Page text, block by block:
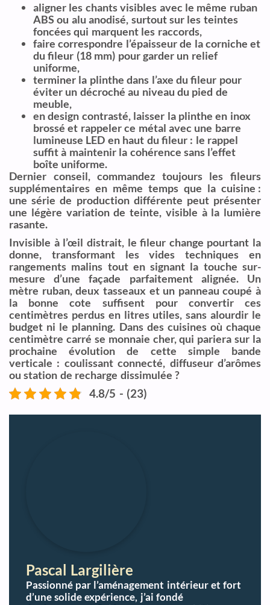
aligner les chants visibles avec le même ruban
ABS ou alu anodisé, surtout sur les teintes
foncées qui marquent les raccords,
faire correspondre l’épaisseur de la corniche et
du fileur (18 mm) pour garder un relief
uniforme,
terminer la plinthe dans l’axe du fileur pour
éviter un décroché au niveau du pied de
meuble,
en design contrasté, laisser la plinthe en inox
brossé et rappeler ce métal avec une barre
lumineuse LED en haut du fileur : le rappel
suffit à maintenir la cohérence sans l’effet
boîte uniforme.
Dernier conseil, commandez toujours les fileurs
supplémentaires en même temps que la cuisine :
une série de production différente peut présenter
une légère variation de teinte, visible à la lumière
rasante.
Invisible à l’œil distrait, le fileur change pourtant la
donne, transformant les vides techniques en
rangements malins tout en signant la touche sur-
mesure d’une façade parfaitement alignée. Un
mètre ruban, deux tasseaux et un panneau coupé à
la bonne cote suffisent pour convertir ces
centimètres perdus en litres utiles, sans alourdir le
budget ni le planning. Dans des cuisines où chaque
centimètre carré se monnaie cher, qui pariera sur la
prochaine évolution de cette simple bande
verticale : coulissant connecté, diffuseur d’arômes
ou station de recharge dissimulée ?
4.8/5 - (23)
Pascal Largilière
Passionné par l’aménagement intérieur et fort
d’une solide expérience, j’ai fondé